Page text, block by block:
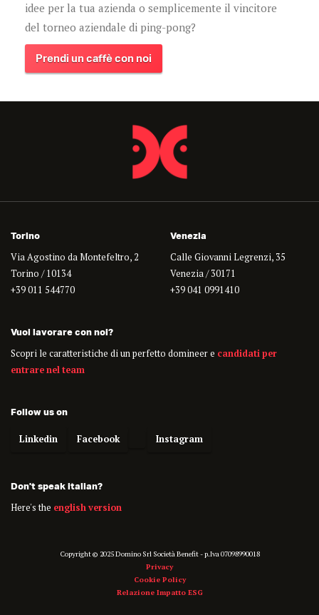
idee per la tua azienda o semplicemente il vincitore
del torneo aziendale di ping-pong?
Prendi un caffè con noi
Torino
Via Agostino da Montefeltro, 2
Torino / 10134
+39 011 544770
Venezia
Calle Giovanni Legrenzi, 35
Venezia / 30171
+39 041 0991410
Vuoi lavorare con noi?
Scopri le caratteristiche di un perfetto domineer e candidati per
entrare nel team
Follow us on
Linkedin Facebook Instagram
Don't speak italian?
Here's the english version
Copyright © 2025 Domino Srl Società Benefit - p.Iva 07098990018
Privacy
Cookie Policy
Relazione Impatto ESG